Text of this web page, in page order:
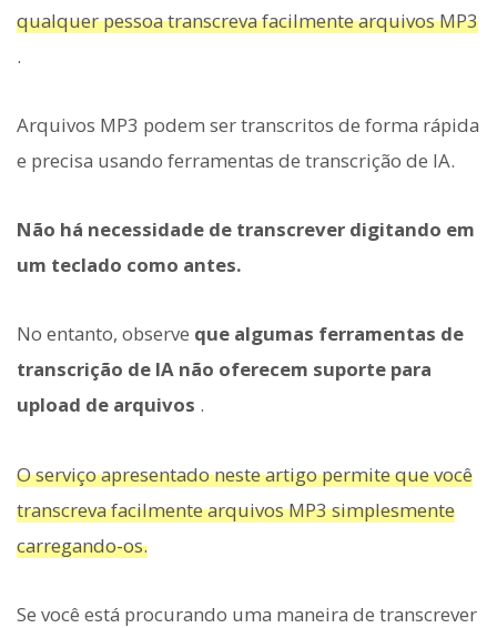
qualquer pessoa transcreva facilmente arquivos MP3
.
Arquivos MP3 podem ser transcritos de forma rápida
e precisa usando ferramentas de transcrição de IA.
Não há necessidade de transcrever digitando em
um teclado como antes.
No entanto, observe que algumas ferramentas de
transcrição de IA não oferecem suporte para
upload de arquivos .
O serviço apresentado neste artigo permite que você
transcreva facilmente arquivos MP3 simplesmente
carregando-os.
Se você está procurando uma maneira de transcrever